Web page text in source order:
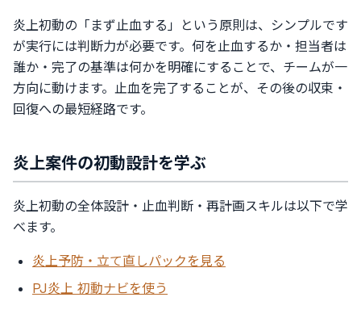
炎上初動の「まず止血する」という原則は、シンプルです
が実行には判断力が必要です。何を止血するか・担当者は
誰か・完了の基準は何かを明確にすることで、チームが一
方向に動けます。止血を完了することが、その後の収束・
回復への最短経路です。
炎上案件の初動設計を学ぶ
炎上初動の全体設計・止血判断・再計画スキルは以下で学
べます。
炎上予防・立て直しパックを見る
PJ炎上 初動ナビを使う